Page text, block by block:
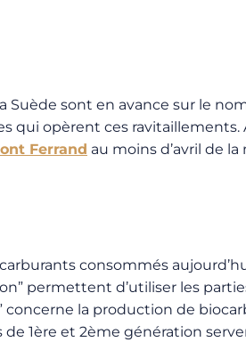
Suède sont en avance sur le
qui opèrent ces ravitaillements.
Ferrand au moins d’avril de
consommés
permettent d’utiliser les
la production de
1ère et 2ème génération